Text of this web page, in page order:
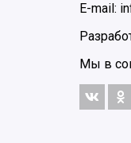
E-mail:
Мы в